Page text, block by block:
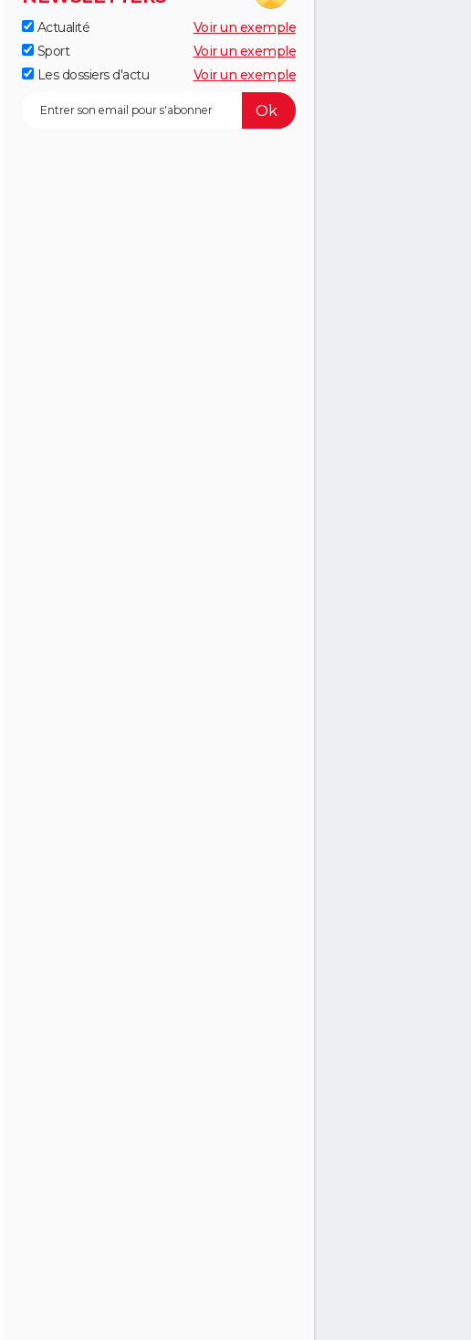
Actualité
Voir un exemple
Sport
Voir un exemple
Les dossiers d'actu
Voir un exemple